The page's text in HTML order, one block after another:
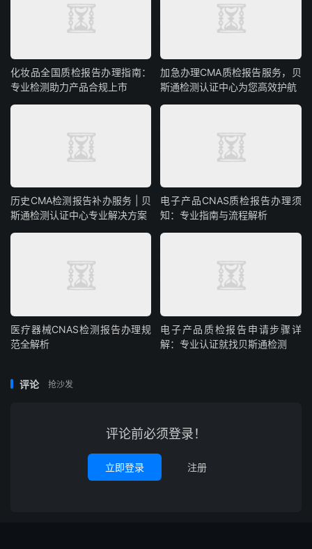
化妆品全国质检报告办理指南：
专业检测助力产品合规上市
加急办理CMA质检报告服务，贝
斯通检测认证中心为您高效护航
历史CMA检测报告补办服务 | 贝
斯通检测认证中心专业解决方案
电子产品CNAS质检报告办理须
知：专业指南与流程解析
医疗器械CNAS检测报告办理规
范全解析
电子产品质检报告申请步骤详
解：专业认证就找贝斯通检测
评论 抢沙发
评论前必须登录！
立即登录 注册